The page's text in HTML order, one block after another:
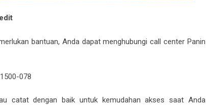
bantuan, Anda dapat menghubungi call center Panin
078
catat dengan baik untuk kemudahan akses saat Anda